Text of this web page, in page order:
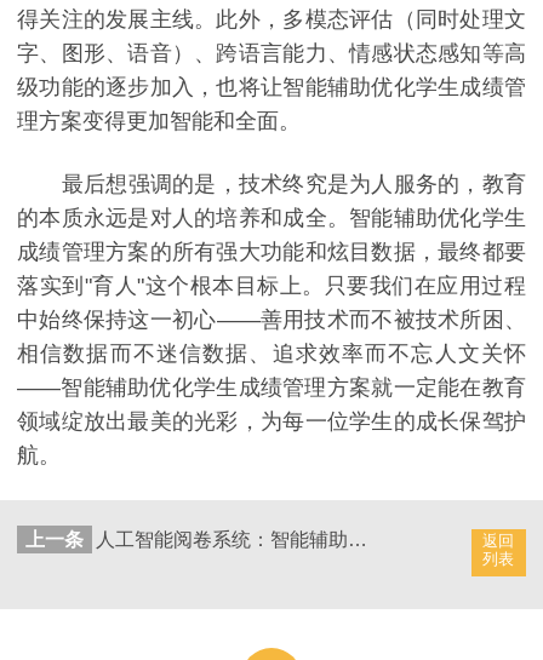
得关注的发展主线。此外，多模态评估（同时处理文
字、图形、语音）、跨语言能力、情感状态感知等高
级功能的逐步加入，也将让智能辅助优化学生成绩管
理方案变得更加智能和全面。
最后想强调的是，技术终究是为人服务的，教育
的本质永远是对人的培养和成全。智能辅助优化学生
成绩管理方案的所有强大功能和炫目数据，最终都要
落实到"育人"这个根本目标上。只要我们在应用过程
中始终保持这一初心——善用技术而不被技术所困、
相信数据而不迷信数据、追求效率而不忘人文关怀
——智能辅助优化学生成绩管理方案就一定能在教育
领域绽放出最美的光彩，为每一位学生的成长保驾护
航。
返回
列表
上一条 人工智能阅卷系统：智能辅助优化学生成绩管理策略和措施